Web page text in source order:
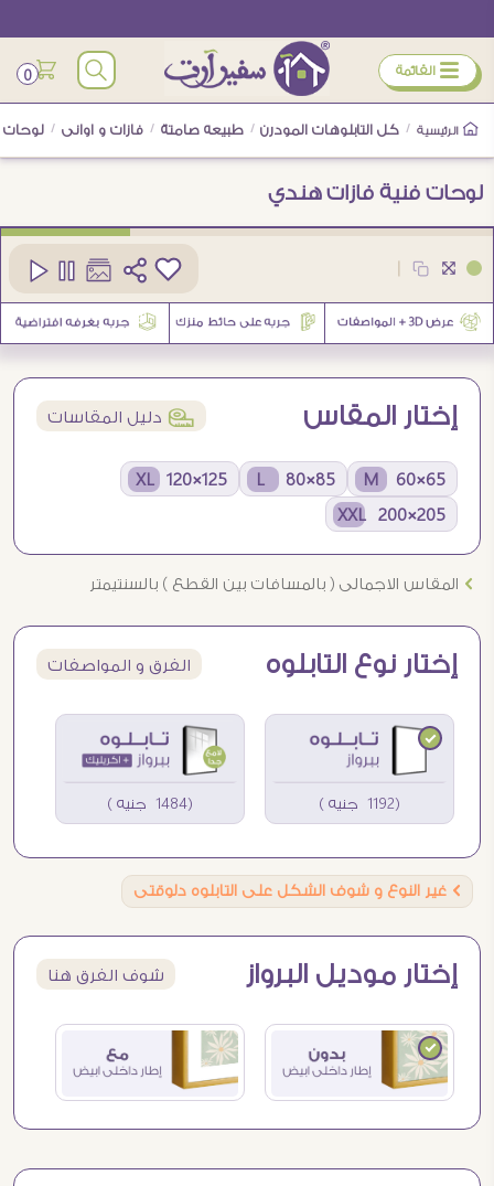
ÿ القائمة 0
الرئيسية / كل التابلوهات المودرن / طبيعه صامتة / فازات و اوانى / لوحات
لوحات فنية فازات هندي
إختار المقاس í دليل المقاسات
65×60 M
85×80 L
125×120 XL
205×200 XXL
Ö المقاس الاجمالى ( بالمسافات بين القطع ) بالسنتيمتر
إختار نوع التابلوه الفرق و المواصفات
(1192 جنيه ) (1484 جنيه )
Ö غير النوع و شوف الشكل على التابلوه دلوقتى
إختار موديل البرواز شوف الفرق هنا